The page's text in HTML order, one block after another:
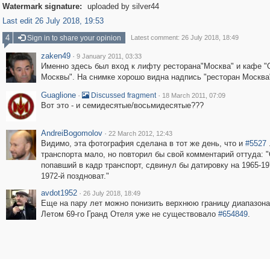
Watermark signature:
uploaded by silver44
Last edit 26 July 2018, 19:53
4
Sign in to share your opinion Latest comment: 26 July 2018, 18:49
zaken49 · 9 January 2011, 03:33
Именно здесь был вход к лифту ресторана"Москва" и кафе
Москвы". На снимке хорошо видна надпись "ресторан
Guaglione · Discussed fragment · 18 March 2011, 07:09
Вот это - и семидесятые/восьмидесятые???
AndreiBogomolov · 22 March 2012, 12:43
Видимо, эта фотография сделана в тот же день, что и #5527
транспорта мало, но повторил бы свой комментарий оттуда:
попавший в кадр транспорт, сдвинул бы датировку на 1965-
1972-й поздноват."
avdot1952 · 26 July 2018, 18:49
Еще на пару лет можно понизить верхнюю границу
Летом 69-го Гранд Отеля уже не существовало #654849.